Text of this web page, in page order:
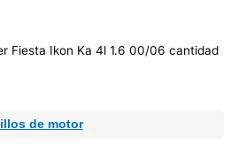
Fiesta Ikon Ka 4l 1.6 00/06 cantidad
de motor